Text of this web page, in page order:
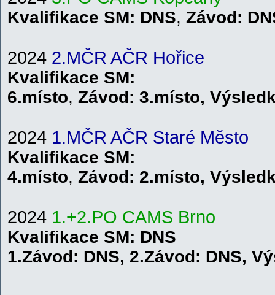
Kvalifikace SM: DNS, Závod:
2024 2.MČR AČR Hořice
Kvalifikace SM:
6.místo, Závod: 3.místo, V
2024 1.MČR AČR Staré Město
Kvalifikace SM:
4.místo, Závod: 2.místo, V
2024 1.+2.PO CAMS Brno
Kvalifikace SM: DNS
1.Závod: DNS, 2.Závod: DNS, V